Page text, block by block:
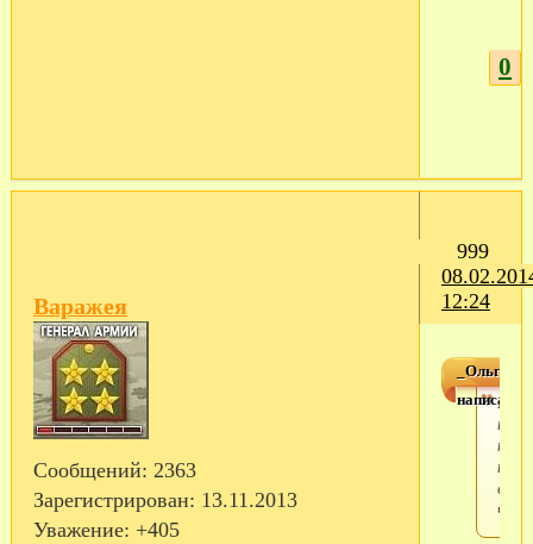
0
999
12:24
Варажея
Сообщений: 2363
Зарегистрирован: 13.11.2013
Уважение: +405
_Ольга_
нет,
себя